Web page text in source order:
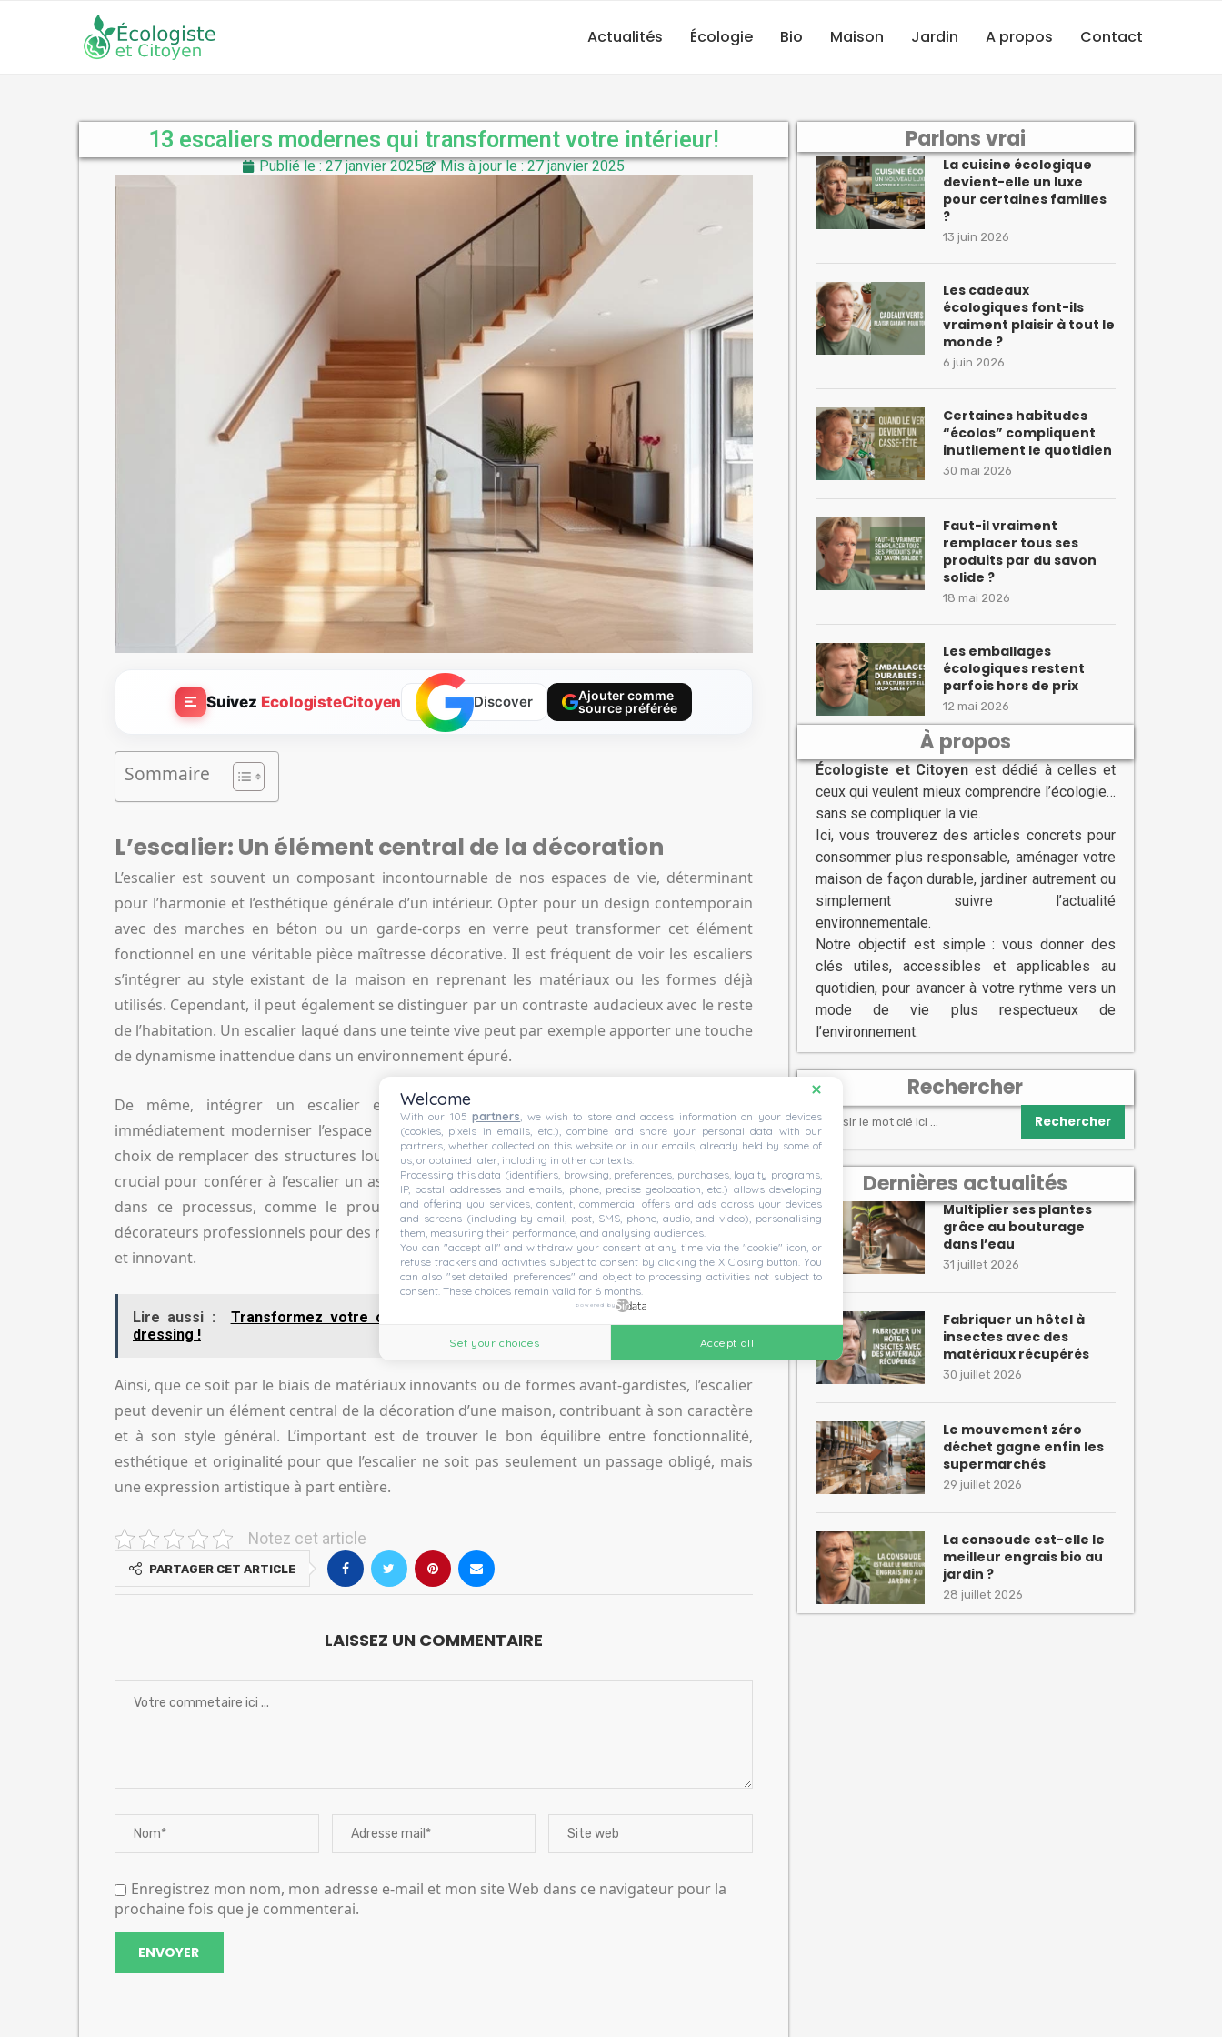
Actualités Écologie Bio Maison Jardin A propos Contact
13 escaliers modernes qui transforment votre intérieur!
Publié le : 27 janvier 2025 Mis à jour le : 27 janvier 2025
Suivez EcologisteCitoyen Discover
Ajouter comme
source préférée
Sommaire
L’escalier: Un élément central de la décoration
L’escalier est souvent un composant incontournable de nos espaces de vie, déterminant
pour l’harmonie et l’esthétique générale d’un intérieur. Opter pour un design contemporain
avec des marches en béton ou un garde-corps en verre peut transformer cet élément
fonctionnel en une véritable pièce maîtresse décorative. Il est fréquent de voir les escaliers
s’intégrer au style existant de la maison en reprenant les matériaux ou les formes déjà
utilisés. Cependant, il peut également se distinguer par un contraste audacieux avec le reste
de l’habitation. Un escalier laqué dans une teinte vive peut par exemple apporter une touche
de dynamisme inattendue dans un environnement épuré.
De même, intégrer un escalier en métal dans un cadre plus traditionnel peut
immédiatement moderniser l’espace et capter l’attention. L’astuce réside souvent dans le
choix de remplacer des structures lourdes par des designs plus légers et aérés, ce qui est
crucial pour conférer à l’escalier un aspect contemporain. La créativité joue un rôle majeur
dans ce processus, comme le prouvent ces 13 créations d’escaliers conçues par des
décorateurs professionnels pour des résidences privées, chacune avec son caractère unique
et innovant.
Lire aussi :
Transformez votre chambre : 14 idées magnifiques pour intégrer un
dressing !
Ainsi, que ce soit par le biais de matériaux innovants ou de formes avant-gardistes, l’escalier
peut devenir un élément central de la décoration d’une maison, contribuant à son caractère
et à son style général. L’important est de trouver le bon équilibre entre fonctionnalité,
esthétique et originalité pour que l’escalier ne soit pas seulement un passage obligé, mais
une expression artistique à part entière.
Notez cet article
PARTAGER CET ARTICLE
LAISSEZ UN COMMENTAIRE
Enregistrez mon nom, mon adresse e-mail et mon site Web dans ce navigateur pour la
prochaine fois que je commenterai.
Parlons vrai
La cuisine écologique
devient-elle un luxe
pour certaines familles
?
13 juin 2026
Les cadeaux
écologiques font-ils
vraiment plaisir à tout le
monde ?
6 juin 2026
Certaines habitudes
“écolos” compliquent
inutilement le quotidien
30 mai 2026
Faut-il vraiment
remplacer tous ses
produits par du savon
solide ?
18 mai 2026
Les emballages
écologiques restent
parfois hors de prix
12 mai 2026
À propos
Écologiste et Citoyenest dédié à celles et
ceux qui veulent mieux comprendre l’écologie…
sans se compliquer la vie.
Ici, vous trouverez des articles concrets pour
consommer plus responsable, aménager votre
maison de façon durable, jardiner autrement ou
simplement suivre l’actualité
environnementale.
Notre objectif est simple : vous donner des
clés utiles, accessibles et applicables au
quotidien, pour avancer à votre rythme vers un
mode de vie plus respectueux de
l’environnement.
Rechercher
Rechercher
Dernières actualités
Multiplier ses plantes
grâce au bouturage
dans l’eau
31 juillet 2026
Fabriquer un hôtel à
insectes avec des
matériaux récupérés
30 juillet 2026
Le mouvement zéro
déchet gagne enfin les
supermarchés
29 juillet 2026
La consoude est-elle le
meilleur engrais bio au
jardin ?
28 juillet 2026
Welcome
With our 105partners , we wish to store and access information on your devices
(cookies, pixels in emails, etc.), combine and share your personal data with our
partners, whether collected on this website or in our emails, already held by some of
us, or obtained later, including in other contexts.
Processing this data (identifiers, browsing, preferences, purchases, loyalty programs,
IP, postal addresses and emails, phone, precise geolocation, etc.) allows developing
and offering you services, content, commercial offers and ads across your devices
and screens (including by email, post, SMS, phone, audio, and video), personalising
them, measuring their performance, and analysing audiences.
You can "accept all" and withdraw your consent at any time via the "cookie" icon, or
refuse trackers and activities subject to consent by clicking the X Closing button. You
can also "set detailed preferences" and object to processing activities not subject to
consent. These choices remain valid for 6 months.
powered by
Set your choices Accept all